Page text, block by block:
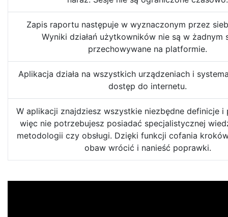
Zapis raportu następuje w wyznaczonym przez
Wyniki działań użytkowników nie są w żadnym
przechowywane na platformie.
Aplikacja działa na wszystkich urządzeniach i
dostęp do internetu.
W aplikacji znajdziesz wszystkie niezbędne definicje i
więc nie potrzebujesz posiadać specjalistycznej
metodologii czy obsługi. Dzięki funkcji cofania
obaw wrócić i nanieść poprawki.